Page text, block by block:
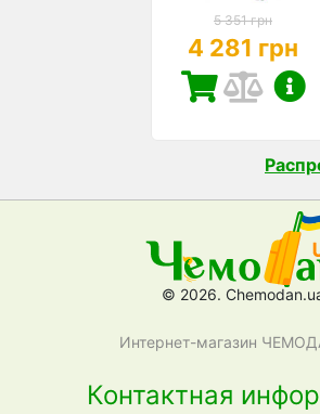
5 351 грн
4 281 грн
© 2026.
Интернет-магазин
Контактная